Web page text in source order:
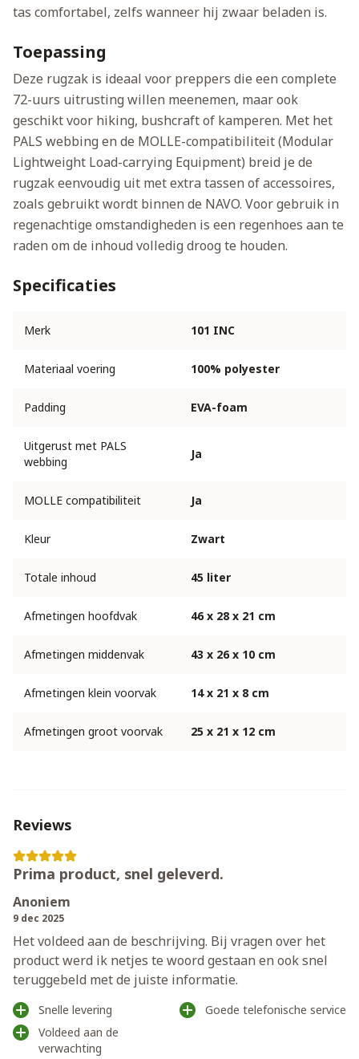
tas comfortabel, zelfs wanneer hij zwaar beladen is.
Toepassing
Deze rugzak is ideaal voor preppers die een complete
72-uurs uitrusting willen meenemen, maar ook
geschikt voor hiking, bushcraft of kamperen. Met het
PALS webbing en de MOLLE-compatibiliteit (Modular
Lightweight Load-carrying Equipment) breid je de
rugzak eenvoudig uit met extra tassen of accessoires,
zoals gebruikt wordt binnen de NAVO. Voor gebruik in
regenachtige omstandigheden is een regenhoes aan te
raden om de inhoud volledig droog te houden.
Specificaties
Merk 101 INC
Materiaal voering 100% polyester
Padding EVA-foam
Uitgerust met PALS
webbing
Ja
MOLLE compatibiliteit Ja
Kleur Zwart
Totale inhoud 45 liter
Afmetingen hoofdvak 46 x 28 x 21 cm
Afmetingen middenvak 43 x 26 x 10 cm
Afmetingen klein voorvak 14 x 21 x 8 cm
Afmetingen groot voorvak 25 x 21 x 12 cm
Reviews
Prima product, snel geleverd.
Anoniem
9 dec 2025
Het voldeed aan de beschrijving. Bij vragen over het
product werd ik netjes te woord gestaan en ook snel
teruggebeld met de juiste informatie.
Snelle levering
Goede telefonische service
Voldeed aan de
verwachting